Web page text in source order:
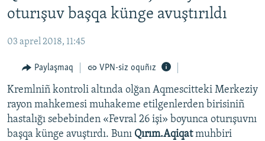
Baş
navigatsiyağa
qaytmaq
qaytmaq
SİYASET
İQTİSADİYAT
CEMİYET
MEDENİYET
İNSAN AQLARI
VİDEO
SÜRET
oturışuv başqa künge avuştırıldı
03 aprel 2018, 11:45
Paylaşmaq VPN-siz oquñız
Kremlniñ kontroli altında olğan Aqmescitteki Merkeziy
rayon mahkemesi muhakeme etilgenlerden birisiniñ
hastalığı sebebinden «Fevral 26 işi» boyunca oturışuvnı
başqa künge avuştırdı. Bunı Qırım.Aqiqatmuhbiri